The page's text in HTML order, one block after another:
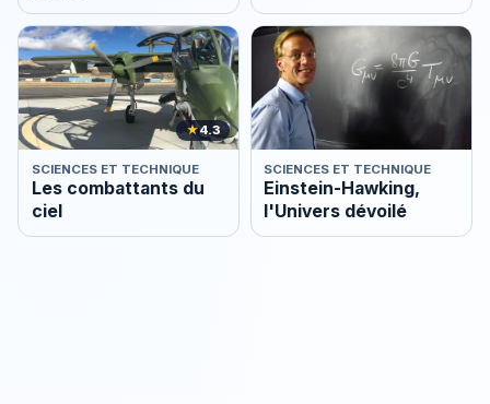
★4.3
SCIENCES ET TECHNIQUE
Les combattants du
ciel
SCIENCES ET TECHNIQUE
Einstein-Hawking,
l'Univers dévoilé